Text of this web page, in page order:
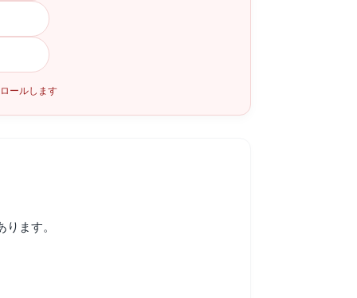
ールします
ます。